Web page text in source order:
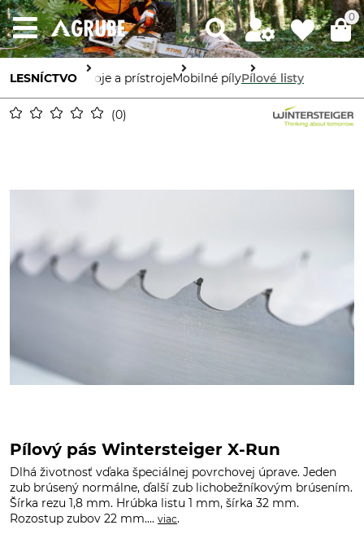
0
LESNÍCTVO Stroje a prístrojeMobilné pílyPílové listy
0
Pílový pás Wintersteiger X-Run
Dlhá životnosť vďaka špeciálnej povrchovej úprave. Jeden
zub brúsený normálne, ďalší zub lichobežníkovým brúsením.
Šírka rezu 1,8 mm. Hrúbka listu 1 mm, šírka 32 mm.
Rozostup zubov 22 mm.... viac.